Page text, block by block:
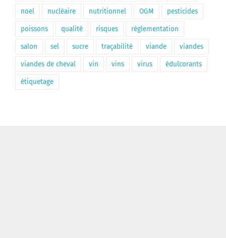
noel nucléaire nutritionnel OGM pesticides
poissons qualité risques règlementation
salon sel sucre traçabilité viande viandes
viandes de cheval vin vins virus édulcorants
étiquetage